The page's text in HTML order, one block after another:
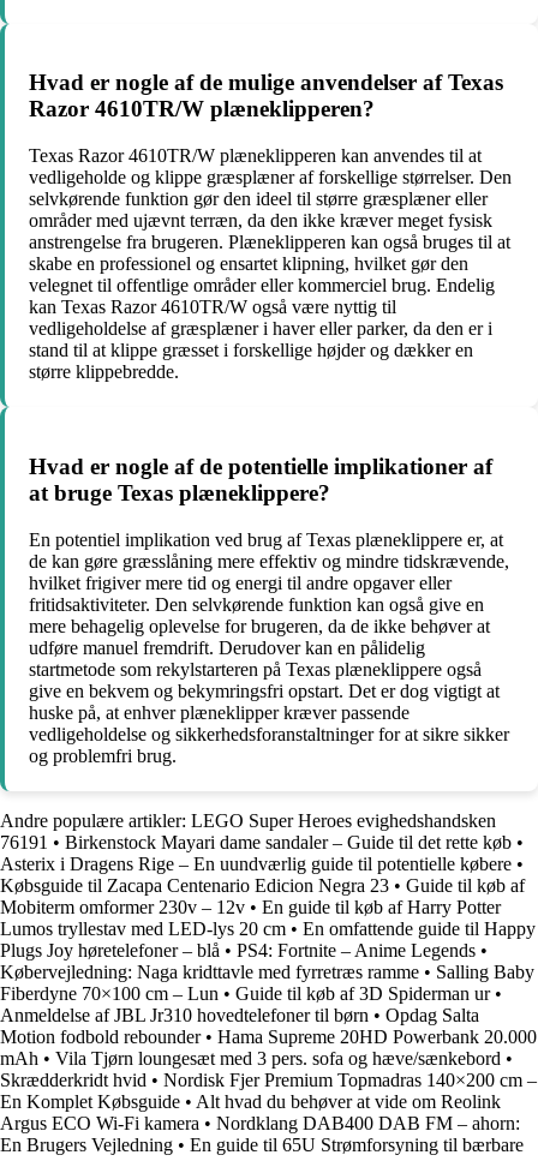
Hvad er nogle af de mulige anvendelser af Texas
Razor 4610TR/W plæneklipperen?
Texas Razor 4610TR/W plæneklipperen kan anvendes til at
vedligeholde og klippe græsplæner af forskellige størrelser. Den
selvkørende funktion gør den ideel til større græsplæner eller
områder med ujævnt terræn, da den ikke kræver meget fysisk
anstrengelse fra brugeren. Plæneklipperen kan også bruges til at
skabe en professionel og ensartet klipning, hvilket gør den
velegnet til offentlige områder eller kommerciel brug. Endelig
kan Texas Razor 4610TR/W også være nyttig til
vedligeholdelse af græsplæner i haver eller parker, da den er i
stand til at klippe græsset i forskellige højder og dækker en
større klippebredde.
Hvad er nogle af de potentielle implikationer af
at bruge Texas plæneklippere?
En potentiel implikation ved brug af Texas plæneklippere er, at
de kan gøre græsslåning mere effektiv og mindre tidskrævende,
hvilket frigiver mere tid og energi til andre opgaver eller
fritidsaktiviteter. Den selvkørende funktion kan også give en
mere behagelig oplevelse for brugeren, da de ikke behøver at
udføre manuel fremdrift. Derudover kan en pålidelig
startmetode som rekylstarteren på Texas plæneklippere også
give en bekvem og bekymringsfri opstart. Det er dog vigtigt at
huske på, at enhver plæneklipper kræver passende
vedligeholdelse og sikkerhedsforanstaltninger for at sikre sikker
og problemfri brug.
Andre populære artikler: LEGO Super Heroes evighedshandsken
76191 • Birkenstock Mayari dame sandaler – Guide til det rette køb •
Asterix i Dragens Rige – En uundværlig guide til potentielle købere •
Købsguide til Zacapa Centenario Edicion Negra 23 • Guide til køb af
Mobiterm omformer 230v – 12v • En guide til køb af Harry Potter
Lumos tryllestav med LED-lys 20 cm • En omfattende guide til Happy
Plugs Joy høretelefoner – blå • PS4: Fortnite – Anime Legends •
Købervejledning: Naga kridttavle med fyrretræs ramme • Salling Baby
Fiberdyne 70×100 cm – Lun • Guide til køb af 3D Spiderman ur•
Anmeldelse af JBL Jr310 hovedtelefoner til børn • Opdag Salta
Motion fodbold rebounder• Hama Supreme 20HD Powerbank 20.000
mAh • Vila Tjørn loungesæt med 3 pers. sofa og hæve/sænkebord •
Skrædderkridt hvid • Nordisk Fjer Premium Topmadras 140×200 cm –
En Komplet Købsguide • Alt hvad du behøver at vide om Reolink
Argus ECO Wi-Fi kamera • Nordklang DAB400 DAB FM – ahorn:
En Brugers Vejledning • En guide til 65U Strømforsyning til bærbare